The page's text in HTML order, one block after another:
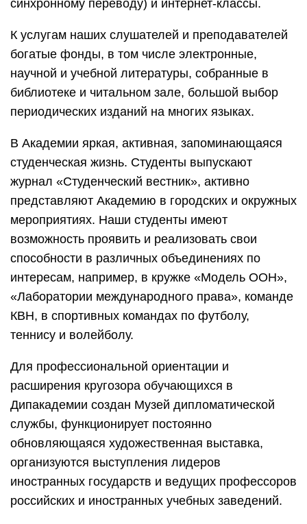
синхронному переводу) и интернет-классы.
К услугам наших слушателей и преподавателей
богатые фонды, в том числе электронные,
научной и учебной литературы, собранные в
библиотеке и читальном зале, большой выбор
периодических изданий на многих языках.
В Академии яркая, активная, запоминающаяся
студенческая жизнь. Студенты выпускают
журнал «Студенческий вестник», активно
представляют Академию в городских и окружных
мероприятиях. Наши студенты имеют
возможность проявить и реализовать свои
способности в различных объединениях по
интересам, например, в кружке «Модель ООН»,
«Лаборатории международного права», команде
КВН, в спортивных командах по футболу,
теннису и волейболу.
Для профессиональной ориентации и
расширения кругозора обучающихся в
Дипакадемии создан Музей дипломатической
службы, функционирует постоянно
обновляющаяся художественная выставка,
организуются выступления лидеров
иностранных государств и ведущих профессоров
российских и иностранных учебных заведений.